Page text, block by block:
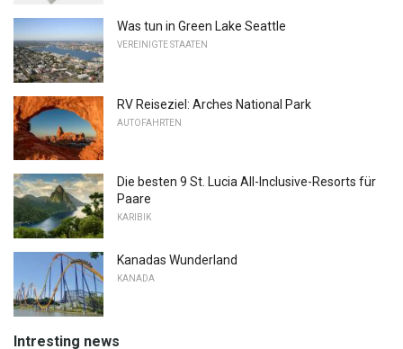
Was tun in Green Lake Seattle
VEREINIGTE STAATEN
RV Reiseziel: Arches National Park
AUTOFAHRTEN
Die besten 9 St. Lucia All-Inclusive-Resorts für
Paare
KARIBIK
Kanadas Wunderland
KANADA
Intresting news